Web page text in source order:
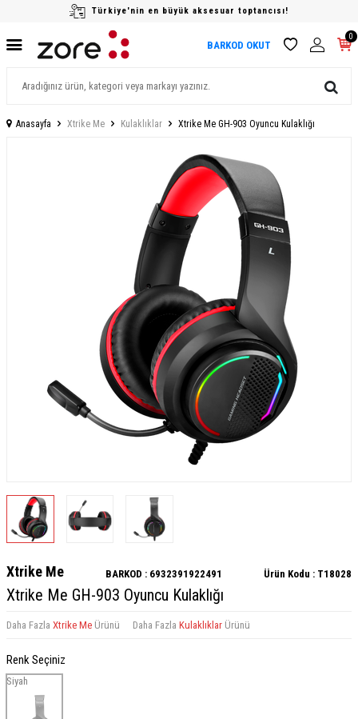
Türkiye'nin en büyük aksesuar toptancısı!
BARKOD OKUT
0
Anasayfa Xtrike Me Kulaklıklar Xtrike Me GH-903 Oyuncu Kulaklığı
Xtrike Me BARKOD : 6932391922491 Ürün Kodu : T18028
Xtrike Me GH-903 Oyuncu Kulaklığı
Daha Fazla Xtrike Me Ürünü Daha Fazla Kulaklıklar Ürünü
Renk Seçiniz
Siyah